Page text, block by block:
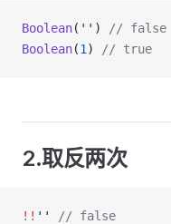
Boolean( '' )
// false
Boolean(1 ) // true
2.取反两次
!! '' // false